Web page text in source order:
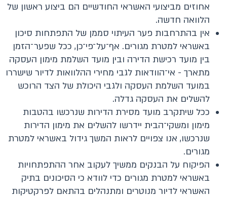
אחוזים מביצועי האשראי החודשיים הם ביצוע ראשון של
הלוואה חדשה.
אין בהתרחבות פער העיתוי סממן של התפתחות סיכון
באשראי למטרת מגורים. אף־על־פי־כן, ככל שפער־הזמן
בין מועד רכישת הדירה ובין מועד השלמת מימון העסקה
מתארך - אי־הוודאות לגבי מחירי ההלוואות לדיור שישררו
במועד השלמת העסקה ולגבי היכולת של הצד הרוכש
להשלים את העסקה גדלה.
ככל שיתקרב מועד מסירת הדירות שנרכשו בהטבות
מימון ומשקי־הבית יידרשו להשלים את מימון הדירות
שנרכשו, אנו צפויים לראות המשך גידול באשראי למטרת
מגורים.
הפיקוח על הבנקים ממשיך לעקוב אחר ההתפתחויות
באשראי למטרת מגורים כדי לוודא כי הסיכונים בתיק
האשראי לדיור מנוטרים ומתנהלים בהתאם לפרקטיקות